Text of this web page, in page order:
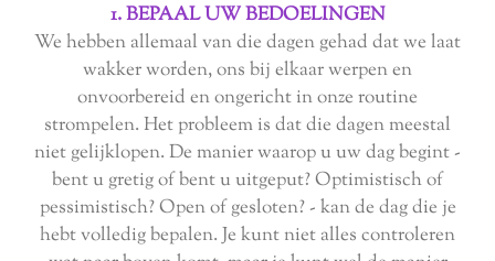
1. BEPAAL UW BEDOELINGEN
We hebben allemaal van die dagen gehad dat we laat
wakker worden, ons bij elkaar werpen en
onvoorbereid en ongericht in onze routine
strompelen. Het probleem is dat die dagen meestal
niet gelijklopen. De manier waarop u uw dag begint -
bent u gretig of bent u uitgeput? Optimistisch of
pessimistisch? Open of gesloten? - kan de dag die je
hebt volledig bepalen. Je kunt niet alles controleren